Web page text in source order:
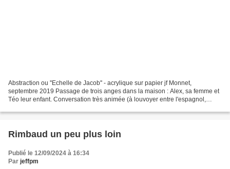
Abstraction ou ''Echelle de Jacob'' - acrylique sur papier jf Monnet,
septembre 2019 Passage de trois anges dans la maison : Alex, sa femme et
Téo leur enfant. Conversation très animée (à louvoyer entre l'espagnol,
Rimbaud un peu plus loin
Publié le 12/09/2024 à 16:34
Par jeffpm